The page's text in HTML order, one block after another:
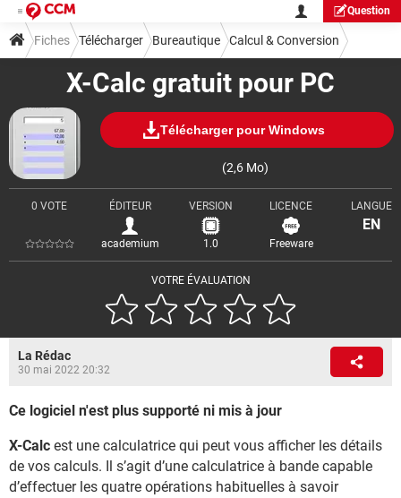
Question
X-Calc gratuit pour PC
Télécharger pour Windows
(2,6 Mo)
VOTRE ÉVALUATION
0 VOTE ÉDITEUR
academium
VERSION
1.0
LICENCE
Freeware
LANGUE
EN
Fiches Télécharger Bureautique Calcul & Conversion
La Rédac
30 mai 2022 20:32
Ce logiciel n'est plus supporté ni mis à jour
X-Calc est une calculatrice qui peut vous afficher les détails
de vos calculs. Il s’agit d’une calculatrice à bande capable
d’effectuer les quatre opérations habituelles à savoir